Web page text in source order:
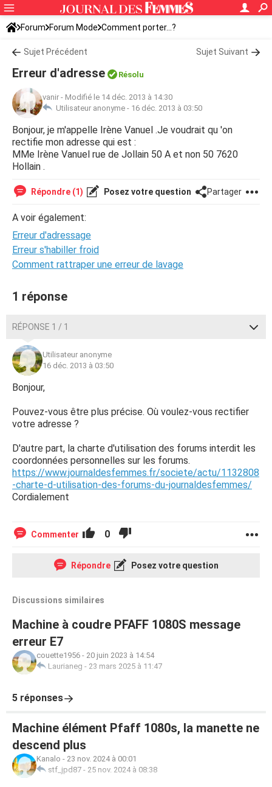
Forum Forum Mode Comment porter...?
Sujet Précédent Sujet Suivant
Erreur d'adresse Résolu
vanir - Modifié le 14 déc. 2013 à 14:30
Utilisateur anonyme - 16 déc. 2013 à 03:50
Bonjour, je m'appelle Irène Vanuel .Je voudrait qu 'on
rectifie mon adresse qui est :
MMe Irène Vanuel rue de Jollain 50 A et non 50 7620
Hollain .
Répondre (1) Posez votre question Partager
A voir également:
Erreur d'adressage
Erreur s'habiller froid
Comment rattraper une erreur de lavage
1 réponse
RÉPONSE 1 / 1
Utilisateur anonyme
16 déc. 2013 à 03:50
Bonjour,
Pouvez-vous être plus précise. Où voulez-vous rectifier
votre adresse ?
D'autre part, la charte d'utilisation des forums interdit les
coordonnées personnelles sur les forums.
https://www.journaldesfemmes.fr/societe/actu/1132808
-charte-d-utilisation-des-forums-du-journaldesfemmes/
Cordialement
Commenter 0
Répondre Posez votre question
Discussions similaires
Machine à coudre PFAFF 1080S message
erreur E7
couette1956 - 20 juin 2023 à 14:54
Laurianeg - 23 mars 2025 à 11:47
5 réponses
Machine élément Pfaff 1080s, la manette ne
descend plus
Kanalo - 23 nov. 2024 à 00:01
stf_jpd87 - 25 nov. 2024 à 08:38